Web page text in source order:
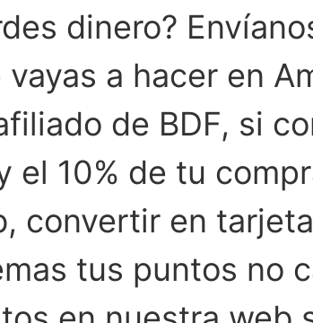
dinero?
vayas a hacer en
de BDF, si
el 10% de tu
convertir en
tus puntos no